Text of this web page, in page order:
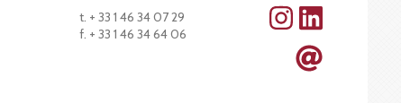
t. + 33 1 46 34 07 29
f. + 33 1 46 34 64 06